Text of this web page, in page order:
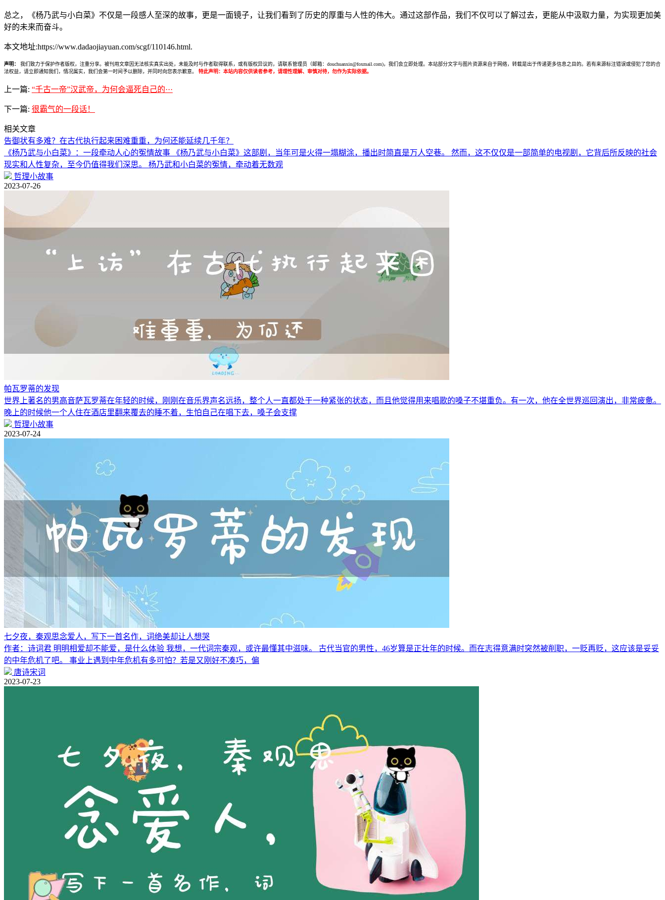
总之，《杨乃武与小白菜》不仅是一段感人至深的故事，更是一面镜子，让我们看到了历史的厚重与人性的伟大。通过这部作品，我们不仅可以了解过去，更能从中汲取力量，为实现更加美
好的未来而奋斗。
本文地址:https://www.dadaojiayuan.com/scgf/110146.html.
声明：
我们致力于保护作者版权，注重分享。被刊用文章因无法核实真实出处，未能及时与作者取得联系，或有版权异议的，请联系管理员（邮箱：douchuanxin@foxmail.com)，我们会立即处理。本站部分文字与图片资源来自于网络，转载是出于传递更多信息之目的。若有来源标注错误或侵犯了您的合
法权益，请立即通知我们，情况属实，我们会第一时间予以删除，并同时向您表示歉意。
特此声明：本站内容仅供读者参考，请理性理解、审慎对待，勿作为实际依据。
上一篇: “千古一帝”汉武帝，为何会逼死自己的···
下一篇: 很霸气的一段话！
相关文章
告御状有多难？在古代执行起来困难重重，为何还能延续几千年？
《杨乃武与小白菜》：一段牵动人心的冤情故事 《杨乃武与小白菜》这部剧，当年可是火得一塌糊涂，播出时简直是万人空巷。 然而，这不仅仅是一部简单的电视剧，它背后所反映的社会
现实和人性复杂，至今仍值得我们深思。 杨乃武和小白菜的冤情，牵动着无数观
哲理小故事
2023-07-26
帕瓦罗蒂的发现
世界上著名的男高音萨瓦罗蒂在年轻的时候，刚刚在音乐界声名远扬，整个人一直都处于一种紧张的状态，而且他觉得用来唱歌的嗓子不堪重负。有一次，他在全世界巡回演出，非常疲惫。
晚上的时候他一个人住在酒店里翻来覆去的睡不着，生怕自己在唱下去，嗓子会支撑
哲理小故事
2023-07-24
七夕夜，秦观思念爱人，写下一首名作，词绝美却让人想哭
作者：诗词君 明明相爱却不能爱，是什么体验 我想，一代词宗秦观，或许最懂其中滋味。 古代当官的男性，46岁算是正壮年的时候。而在志得意满时突然被削职，一贬再贬，这应该是妥妥
的中年危机了吧。 事业上遇到中年危机有多可怕？若是又刚好不凑巧，偏
唐诗宋词
2023-07-23